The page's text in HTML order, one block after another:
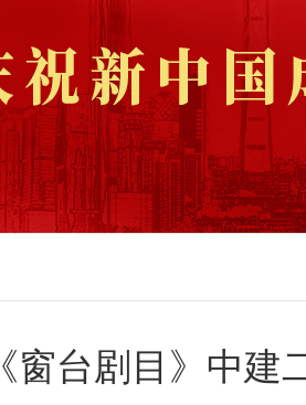
《窗台剧目》中建